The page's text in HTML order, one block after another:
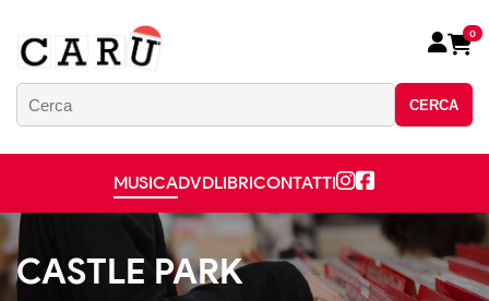
CERCA
0
MUSICADVDLIBRICONTATTI
CASTLE PARK